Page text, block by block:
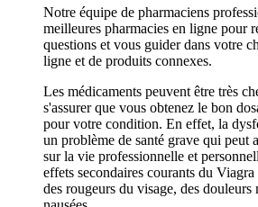
Notre équipe de pharmaciens
meilleures pharmacies en ligne pour
questions et vous guider dans votre
ligne et de produits connexes.
Les médicaments peuvent être très
s'assurer que vous obtenez le bon
pour votre condition. En effet, la
un problème de santé grave qui peut
sur la vie professionnelle et
effets secondaires courants du
des rougeurs du visage, des douleurs